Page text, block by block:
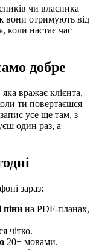
чи власника
вони отримують від
коли настає час
добре
вражає клієнта,
ти повертаєшся
усе ще там, з
один раз, а
зараз:
піни на PDF-планах,
чітко.
20+ мовами.